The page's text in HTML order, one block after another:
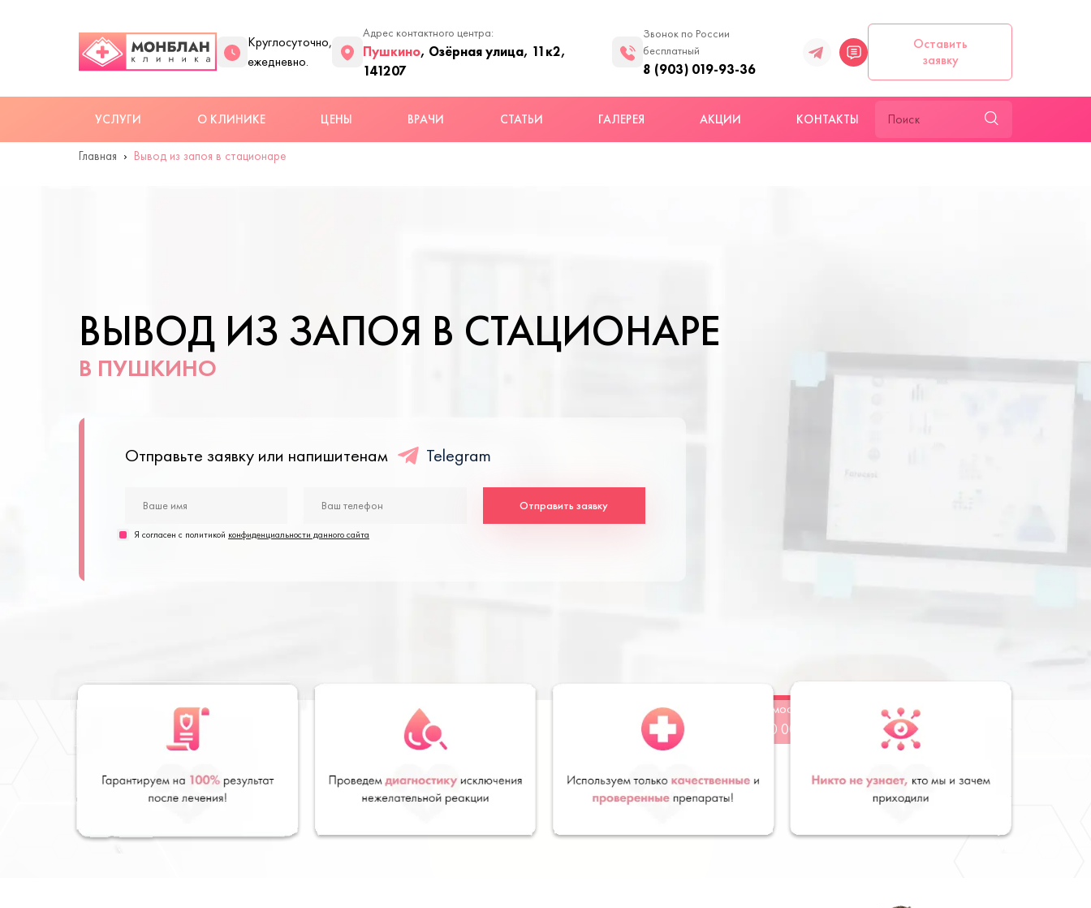
Круглосуточно,
ежедневно.
Адрес контактного центра:
Пушкино, Озёрная улица, 11к2,
141207
Звонок по России
бесплатный
8 (903) 019-93-36
Оставить
заявку
УСЛУГИ О КЛИНИКЕ ЦЕНЫ ВРАЧИ СТАТЬИ ГАЛЕРЕЯ АКЦИИ КОНТАКТЫ
Главная Вывод из запоя в стационаре
ВЫВОД ИЗ ЗАПОЯ В СТАЦИОНАРЕ
В ПУШКИНО
Отправьте заявку или напишитенам Telegram
Отправить заявку
Я согласен с политикой конфиденциальности данного сайта
Стоимость
от 10 000
Заказать